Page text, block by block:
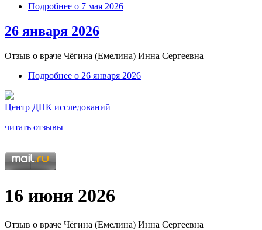
Подробнее о 7 мая 2026
26 января 2026
Отзыв о враче Чёгина (Емелина) Инна Сергеевна
Подробнее о 26 января 2026
Центр ДНК исследований
читать отзывы
16 июня 2026
Отзыв о враче Чёгина (Емелина) Инна Сергеевна